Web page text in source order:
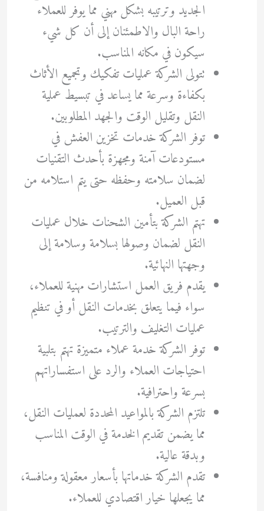
الجديد وترتيبه بشكل مهني مما يوفر للعملاء
راحة البال والاطمئنان إلى أن كل شيء
سيكون في مكانه المناسب.
تتولى الشركة عمليات تفكيك وتجميع الأثاث
بكفاءة وسرعة مما يساعد في تبسيط عملية
النقل وتقليل الوقت والجهد المطلوبين.
توفر الشركة خدمات تخزين العفش في
مستودعات آمنة ومجهزة بأحدث التقنيات
لضمان سلامته وحفظه حتى يتم استلامه من
قبل العميل.
تهتم الشركة بتأمين الشحنات خلال عمليات
النقل لضمان وصولها بسلامة وسلامة إلى
وجهتها النهائية.
يقدم فريق العمل استشارات مهنية للعملاء،
سواء فيما يتعلق بخدمات النقل أو في تنظيم
عمليات التغليف والترتيب.
توفر الشركة خدمة عملاء متميزة تهتم بتلبية
احتياجات العملاء والرد على استفساراتهم
بسرعة واحترافية.
تلتزم الشركة بالمواعيد المحددة لعمليات النقل،
مما يضمن تقديم الخدمة في الوقت المناسب
وبدقة عالية.
تقدم الشركة خدماتها بأسعار معقولة ومنافسة،
مما يجعلها خيار اقتصادي للعملاء.